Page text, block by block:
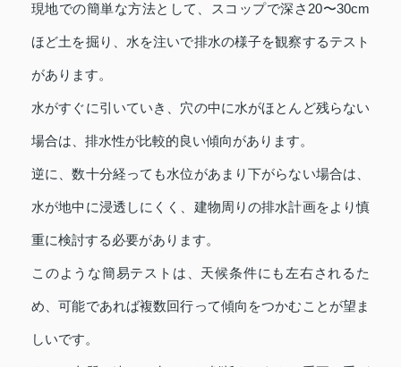
現地での簡単な方法として、スコップで深さ20〜30cm
ほど土を掘り、水を注いで排水の様子を観察するテスト
があります。
水がすぐに引いていき、穴の中に水がほとんど残らない
場合は、排水性が比較的良い傾向があります。
逆に、数十分経っても水位があまり下がらない場合は、
水が地中に浸透しにくく、建物周りの排水計画をより慎
重に検討する必要があります。
このような簡易テストは、天候条件にも左右されるた
め、可能であれば複数回行って傾向をつかむことが望ま
しいです。